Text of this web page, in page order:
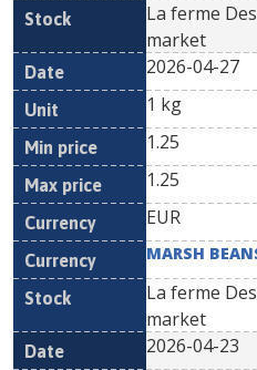
La ferme
market
2026-04-27
1 kg
1.25
1.25
EUR
MARSH
La ferme
market
2026-04-23